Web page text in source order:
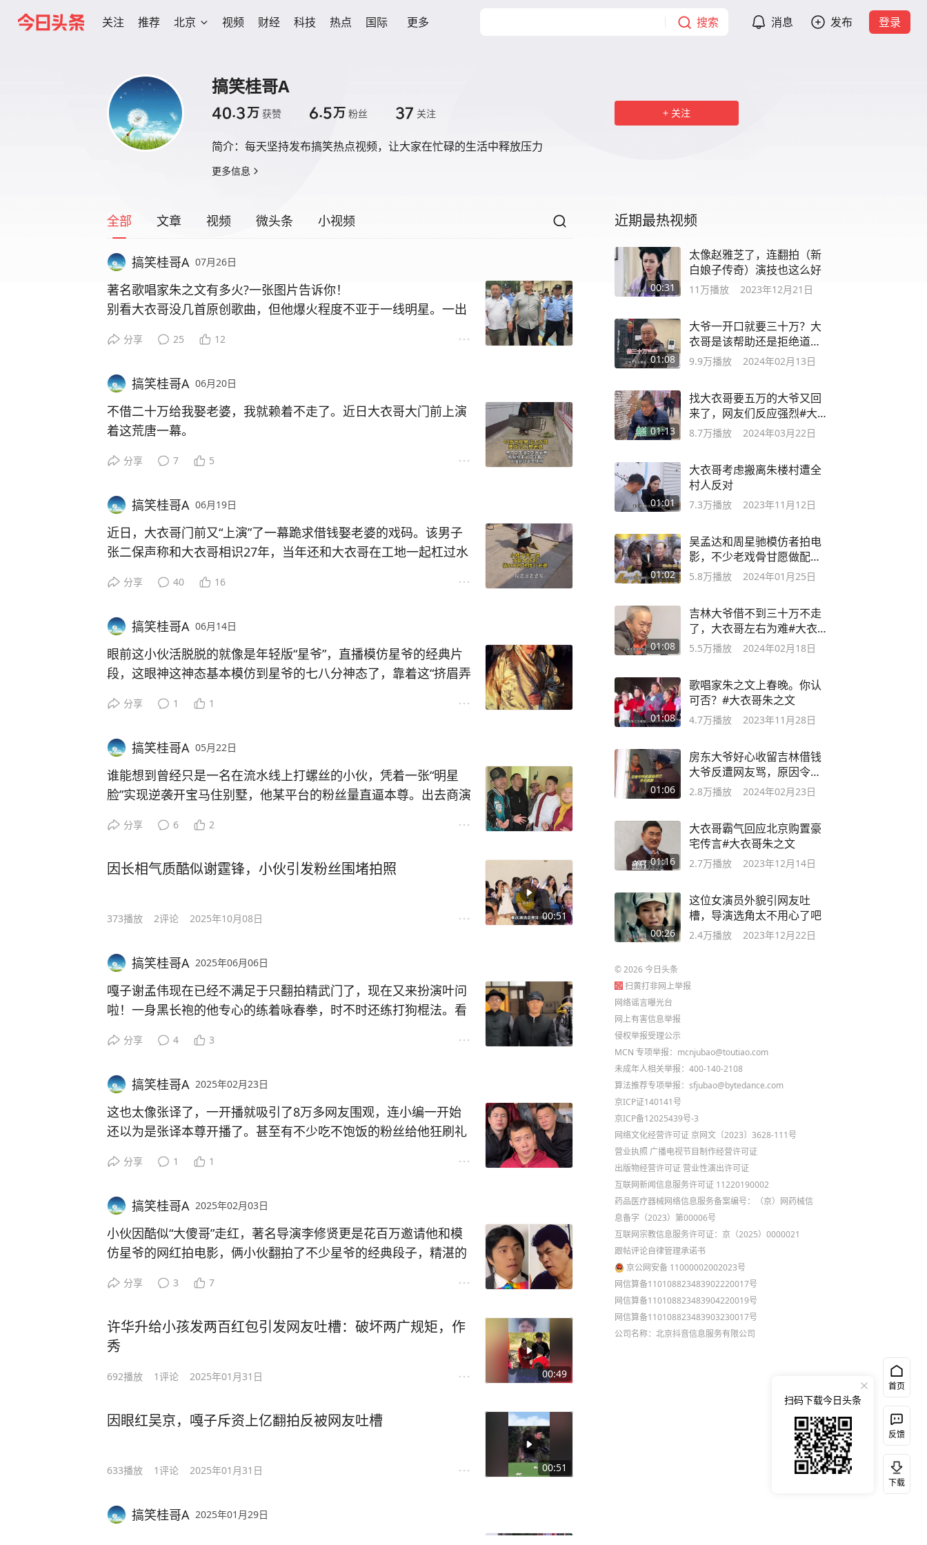
关注 推荐 北京 视频 财经 科技 热点 国际 更多 搜索 消息 发布 登录
搞笑桂哥A
40.3万 获赞 6.5万 粉丝 37 关注
简介： 每天坚持发布搞笑热点视频，让大家在忙碌的生活中释放压力
更多信息
关注
全部 文章 视频 微头条 小视频
搞笑桂哥A 07月26日
著名歌唱家朱之文有多火?一张图片告诉你！
别看大衣哥没几首原创歌曲，但他爆火程度不亚于一线明星。一出
少粉丝举着手机拍照，希望能拍到家喻户晓的大明星。
着了。大衣哥也是毫无歌唱家的架子，一下车就冲着粉丝挥挥手问
好。不过由于人太多，大衣哥不得不在众多保安的簇拥下走进活动
现场。
分享 25 12
搞笑桂哥A 06月20日
不借二十万给我娶老婆，我就赖着不走了。近日大衣哥大门前上演
着这荒唐一幕。
才走人，要不然就一直坐在这里等大衣哥借为止。可是朱之文一直
前守着，一副不借钱不罢休的样子。
据了解，像这种来找大衣哥借钱的人有不少，有时候门外都排队好
几个，都是等着大衣哥救济借钱的。有的借不到还恼羞成怒砸门踢
有网友表示大衣哥应该积极回应有困难的求助人员能帮就帮。如果
分享 7 5
搞笑桂哥A 06月19日
近日，大衣哥门前又“上演”了一幕跪求借钱娶老婆的戏码。该男子
张二保声称和大衣哥相识27年，当年还和大衣哥在工地一起杠过水
张二保跪在大衣哥大门前表示：自己已经三十好几，想找大衣哥借
张二保还夸赞大衣哥菩萨心肠是个乐于助人的歌唱家，五十万对他
来说也是小菜一碟。他还对路人表示，如果大衣哥不借钱给他，他
就长跪不起，希望得到大衣哥的慷慨解囊。
直言大衣哥不应该借钱，正所谓救急不救穷，大衣哥的钱也不是大
分享 40 16
搞笑桂哥A 06月14日
眼前这小伙活脱脱的就像是年轻版“星爷”，直播模仿星爷的经典片
段，这眼神这神态基本模仿到星爷的七八分神态了，靠着这“挤眉弄
演技和长相可以做周星驰的替身演员了。
目中新喜剧之王 #周星驰#
分享 1 1
搞笑桂哥A 05月22日
谁能想到曾经只是一名在流水线上打螺丝的小伙，凭着一张“明星
脸”实现逆袭开宝马住别墅，他某平台的粉丝量直逼本尊。出去商演
手，能握上手的粉丝脸上都笑开了花。
万粉丝的超级网红，深圳某知名企业家更加巨资邀请他出席公司周
的走上红地毯，那神态那模样像极了本尊，难怪这么多粉丝会误以
这天王巨星阵容一起商演起码也要三位数出场费外加一顿猪脚饭才
能请得起吧？大家觉得呢！
分享 6 2
00:51
因长相气质酷似谢霆锋，小伙引发粉丝围堵拍照
373播放 2评论 2025年10月08日
搞笑桂哥A 2025年06月06日
嘎子谢孟伟现在已经不满足于只翻拍精武门了，现在又来扮演叶问
啦！一身黑长袍的他专心的练着咏春拳，时不时还练打狗棍法。看
嘎子谢孟伟还收了几个徒弟，不时的指导孩子练拳，不少网友猜测
不过以嘎子现在的武术功底以及知名度，自成一派也不是不可能 大
家觉得呢？#谢孟伟#
分享 4 3
搞笑桂哥A 2025年02月23日
这也太像张译了，一开播就吸引了8万多网友围观，连小编一开始
还以为是张译本尊开播了。甚至有不少吃不饱饭的粉丝给他狂刷礼
挣得多，给网红刷礼物的粉丝到底是什么心态呢？
言行举止。甚至是找来模仿孙红雷和高启强的网红助阵。还真别
说，看起来也是七八分相似。
不过小伙子还是有一定的演技功底的，模仿张译的片段简直是神同
不过也有网友认为这构成侵权，大家觉得呢？
分享 1 1
搞笑桂哥A 2025年02月03日
小伙因酷似“大傻哥”走红，著名导演李修贤更是花百万邀请他和模
仿星爷的网红拍电影，俩小伙翻拍了不少星爷的经典段子，精湛的
邀他拍戏。
望能参演更多电影，以后能代替粉丝心目中的“大傻哥”。
不少网友表示支持，小伙的侧脸和抽雪茄的表情太像大傻哥了，尤
其是那个模仿星爷的网红，脸型和演技已经接近星爷七八分了。
分享 3 7
00:49
许华升给小孩发两百红包引发网友吐槽：破坏两广规矩，作
秀
692播放 1评论 2025年01月31日
00:51
因眼红吴京，嘎子斥资上亿翻拍反被网友吐槽
633播放 1评论 2025年01月31日
搞笑桂哥A 2025年01月29日
近期最热视频
00:31
太像赵雅芝了，连翻拍（新
白娘子传奇）演技也这么好
11万播放 2023年12月21日
01:08
大爷一开口就要三十万？大
衣哥是该帮助还是拒绝道德
绑架呢？
9.9万播放 2024年02月13日
01:13
找大衣哥要五万的大爷又回
来了，网友们反应强烈#大
衣哥朱之文
8.7万播放 2024年03月22日
01:01
大衣哥考虑搬离朱楼村遭全
村人反对
7.3万播放 2023年11月12日
01:02
吴孟达和周星驰模仿者拍电
影，不少老戏骨甘愿做配
角，你愿意看吗
5.8万播放 2024年01月25日
01:08
吉林大爷借不到三十万不走
了，大衣哥左右为难#大衣
哥朱之文
5.5万播放 2024年02月18日
01:08
歌唱家朱之文上春晚。你认
可否？#大衣哥朱之文
4.7万播放 2023年11月28日
01:06
房东大爷好心收留吉林借钱
大爷反遭网友骂，原因令人
心寒
2.8万播放 2024年02月23日
01:16
大衣哥霸气回应北京购置豪
宅传言#大衣哥朱之文
2.7万播放 2023年12月14日
00:26
这位女演员外貌引网友吐
槽，导演选角太不用心了吧
2.4万播放 2023年12月22日
©2026今日头条
扫黄打非网上举报
网络谣言曝光台
网上有害信息举报
侵权举报受理公示
MCN 专项举报：mcnjubao@toutiao.com
未成年人相关举报：400-140-2108
算法推荐专项举报：sfjubao@bytedance.com
京ICP证140141号
京ICP备12025439号-3
网络文化经营许可证 京网文〔2023〕3628-111号
营业执照 广播电视节目制作经营许可证
出版物经营许可证 营业性演出许可证
互联网新闻信息服务许可证 11220190002
药品医疗器械网络信息服务备案编号：（京）网药械信
息备字（2023）第00006号
互联网宗教信息服务许可证：京（2025）0000021
跟帖评论自律管理承诺书
京公网安备 11000002002023号
网信算备110108823483902220017号
网信算备110108823483904220019号
网信算备110108823483903230017号
公司名称：北京抖音信息服务有限公司
首页
反馈
下载
扫码下载今日头条